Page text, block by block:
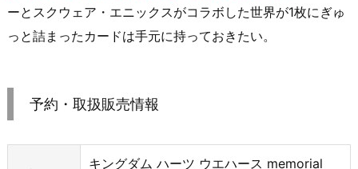
ーとスクウェア・エニックスがコラボした世界が1枚にぎゅ
っと詰まったカードは手元に持っておきたい。
予約・取扱販売情報
キングダム ハーツ ウエハース memorial